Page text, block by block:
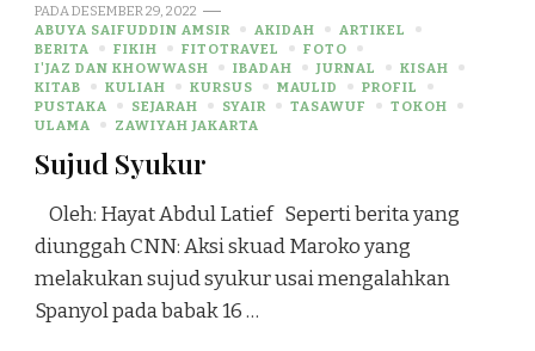
PADA DESEMBER 29, 2022
ABUYA SAIFUDDIN AMSIR
AKIDAH
ARTIKEL
BERITA
FIKIH FITOTRAVEL
FOTO
I'JAZ DAN KHOWWASH
IBADAH JURNAL
KISAH
KITAB
KULIAH KURSUS MAULID
PROFIL
PUSTAKA
SEJARAH SYAIR TASAWUF
TOKOH
ULAMA
ZAWIYAH JAKARTA
Sujud Syukur
Oleh: Hayat Abdul Latief Seperti berita yang
diunggah CNN: Aksi skuad Maroko yang
melakukan sujud syukur usai mengalahkan
Spanyol pada babak 16 …